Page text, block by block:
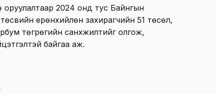
2024 онд тус Байнгын
ерөнхийлөн захирагчийн 51 төсөл,
төгрөгийн санхүүжилтийг олгож,
байгаа аж.